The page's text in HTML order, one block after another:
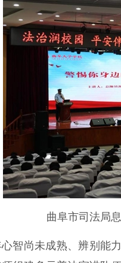
曲阜市司法局
尚未成熟、辨别能力